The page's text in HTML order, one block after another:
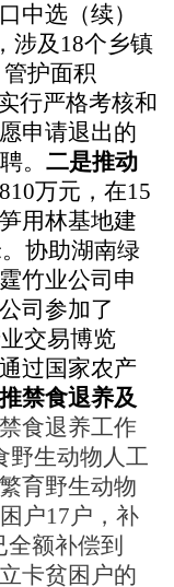
中选（续）
涉及18个乡镇
护面积
行严格考核和
申请退出的
。 二是推动
810万元，在15
用林基地建
。 协助湖南绿
竹业公司申
司参加了
交易博览
过国家农产
禁食退养及
食退养工作
野生动物人工
育野生动物
户17户，补
额补偿到
卡贫困户的